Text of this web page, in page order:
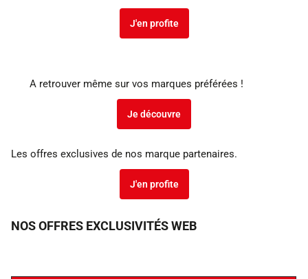
J'en profite
A retrouver même sur vos marques préférées !
Je découvre
Les offres exclusives de nos marque partenaires.
J'en profite
NOS OFFRES EXCLUSIVITÉS WEB